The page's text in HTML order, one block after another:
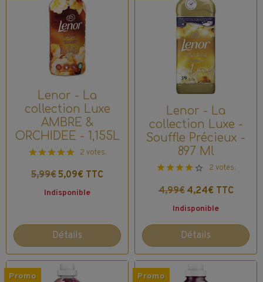
Lenor - La
collection Luxe
AMBRE &
ORCHIDEE - 1,155L
2 votes.
5,99€5,09€ TTC
Indisponible
Détails
Lenor - La
collection Luxe -
Souffle Précieux -
897 Ml
2 votes.
4,99€ 4,24€ TTC
Indisponible
Détails
Promo Promo